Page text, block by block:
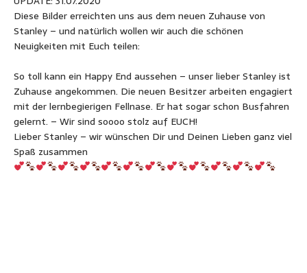
Diese Bilder erreichten uns aus dem neuen Zuhause von
Stanley – und natürlich wollen wir auch die schönen
Neuigkeiten mit Euch teilen:
So toll kann ein Happy End aussehen – unser lieber Stanley ist
Zuhause angekommen. Die neuen Besitzer arbeiten engagiert
mit der lernbegierigen Fellnase. Er hat sogar schon Busfahren
gelernt. – Wir sind soooo stolz auf EUCH!
Lieber Stanley – wir wünschen Dir und Deinen Lieben ganz viel
Spaß zusammen